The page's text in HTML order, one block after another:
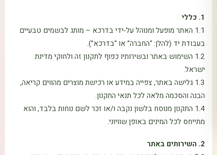
1. כללי
1.1 האתר מופעל ומנוהל על‑ידי בדרכא – מותג לבשמים טבעיים
בעבודת יד (להלן: “החברה” או “בדרכא”).
1.2 השימוש באתר ובשירותיו כפוף לתקנון זה ולחוקי מדינת
ישראל.
1.3 גלישה באתר, צפייה במידע או רכישת מוצרים מהווים קריאה,
הבנה והסכמה מלאה לכל תנאי התקנון.
1.4 התקנון מנוסח בלשון נקבה ו/או זכר לשם נוחות בלבד, והוא
מתייחס לכל המינים באופן שוויוני.
2. השירותים באתר